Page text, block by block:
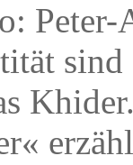
Peter-
sind